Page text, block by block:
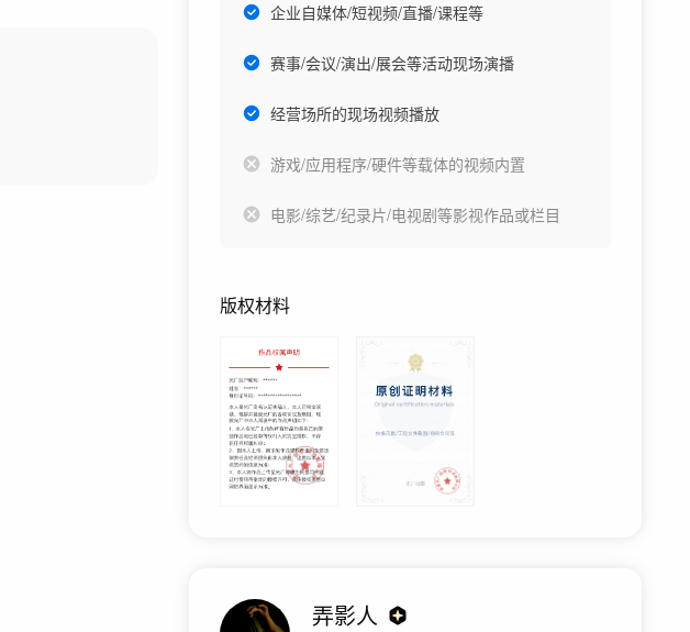
企业自媒体/短视频/直播/课程等
赛事/会议/演出/展会等活动现场演播
经营场所的现场视频播放
游戏/应用程序/硬件等载体的视频内置
电影/综艺/纪录片/电视剧等影视作品或栏目
版权材料
弄影人